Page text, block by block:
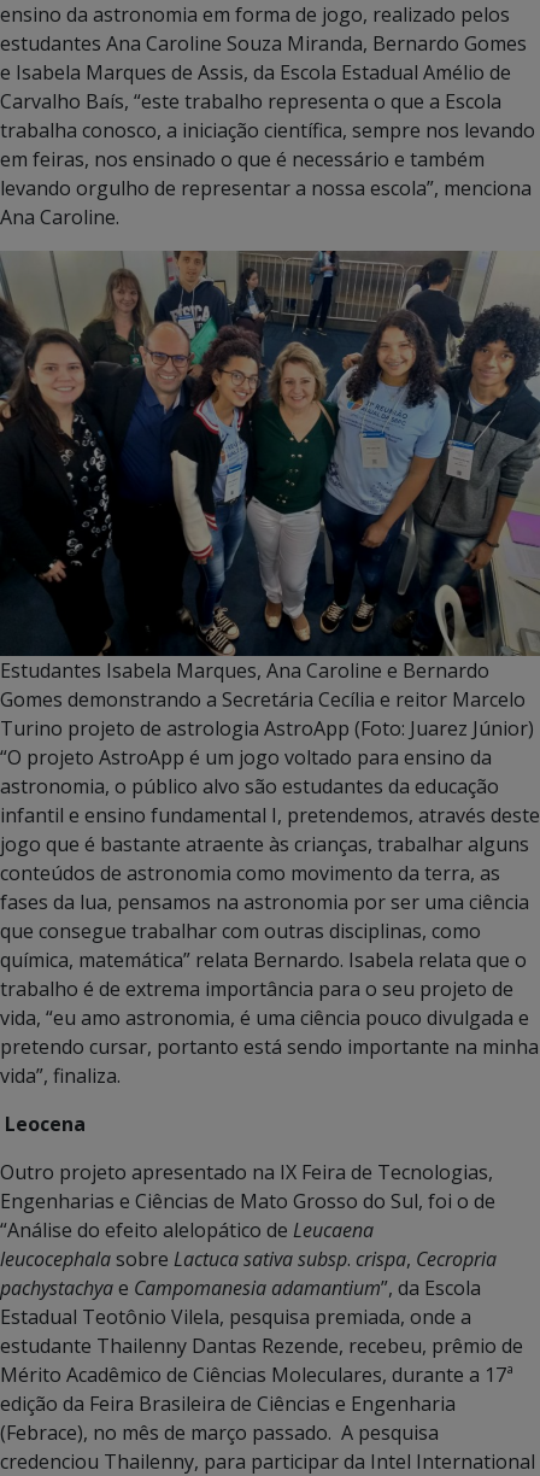
ensino da astronomia em forma de jogo, realizado pelos
estudantes Ana Caroline Souza Miranda, Bernardo Gomes
e Isabela Marques de Assis, da Escola Estadual Amélio de
Carvalho Baís, “este trabalho representa o que a Escola
trabalha conosco, a iniciação científica, sempre nos levando
em feiras, nos ensinado o que é necessário e também
levando orgulho de representar a nossa escola”, menciona
Ana Caroline.
Estudantes Isabela Marques, Ana Caroline e Bernardo
Gomes demonstrando a Secretária Cecília e reitor Marcelo
Turino projeto de astrologia AstroApp (Foto: Juarez Júnior)
“O projeto AstroApp é um jogo voltado para ensino da
astronomia, o público alvo são estudantes da educação
infantil e ensino fundamental I, pretendemos, através deste
jogo que é bastante atraente às crianças, trabalhar alguns
conteúdos de astronomia como movimento da terra, as
fases da lua, pensamos na astronomia por ser uma ciência
que consegue trabalhar com outras disciplinas, como
química, matemática” relata Bernardo. Isabela relata que o
trabalho é de extrema importância para o seu projeto de
vida, “eu amo astronomia, é uma ciência pouco divulgada e
pretendo cursar, portanto está sendo importante na minha
vida”, finaliza.
Leocena
Outro projeto apresentado na IX Feira de Tecnologias,
Engenharias e Ciências de Mato Grosso do Sul, foi o de
“Análise do efeito alelopático de Leucaena
leucocephalasobre Lactuca sativa subsp. crispa, Cecropria
pachystachyae Campomanesia adamantium”, da Escola
Estadual Teotônio Vilela, pesquisa premiada, onde a
estudante Thailenny Dantas Rezende, recebeu, prêmio de
Mérito Acadêmico de Ciências Moleculares, durante a 17ª
edição da Feira Brasileira de Ciências e Engenharia
(Febrace), no mês de março passado. A pesquisa
credenciou Thailenny, para participar da Intel International